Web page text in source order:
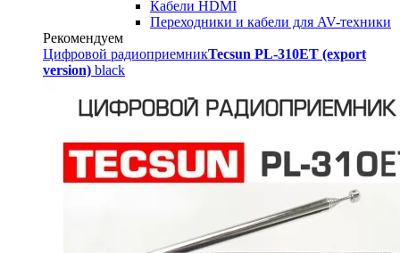
Кабели HDMI
Переходники и кабели для AV-техники
Рекомендуем
Цифровой радиоприемникTecsun PL-310ET (export
version) black